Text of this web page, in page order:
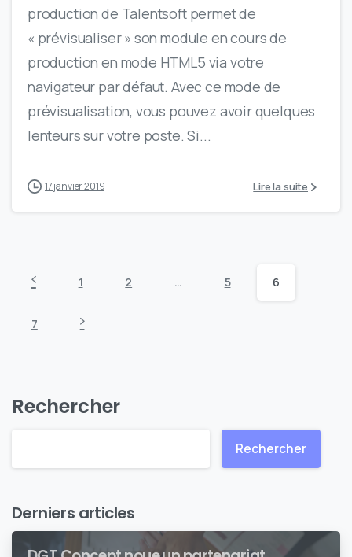
production de Talentsoft permet de
« prévisualiser » son module en cours de
production en mode HTML5 via votre
navigateur par défaut. Avec ce mode de
prévisualisation, vous pouvez avoir quelques
lenteurs sur votre poste. Si...
17 janvier 2019 Lire la suite
1 2 … 5 6
7
Rechercher
Rechercher
Derniers articles